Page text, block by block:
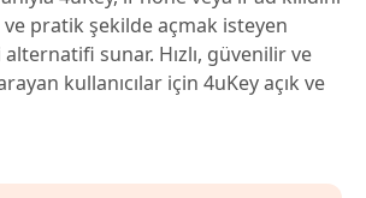
ve pratik şekilde açmak isteyen
sunar. Hızlı, güvenilir ve
kullanıcılar için 4uKey açık ve